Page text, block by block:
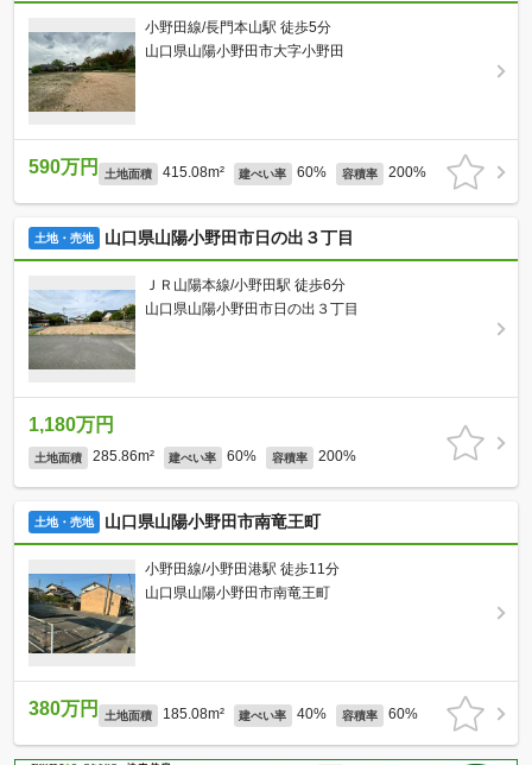
小野田線/長門本山駅 徒歩5分
山口県山陽小野田市大字小野田
590万円 土地面積 415.08m² 建ぺい率 60% 容積率 200%
土地・売地 山口県山陽小野田市日の出３丁目
ＪＲ山陽本線/小野田駅 徒歩6分
山口県山陽小野田市日の出３丁目
1,180万円
土地面積 285.86m² 建ぺい率 60% 容積率 200%
土地・売地 山口県山陽小野田市南竜王町
小野田線/小野田港駅 徒歩11分
山口県山陽小野田市南竜王町
380万円 土地面積 185.08m² 建ぺい率 40% 容積率 60%